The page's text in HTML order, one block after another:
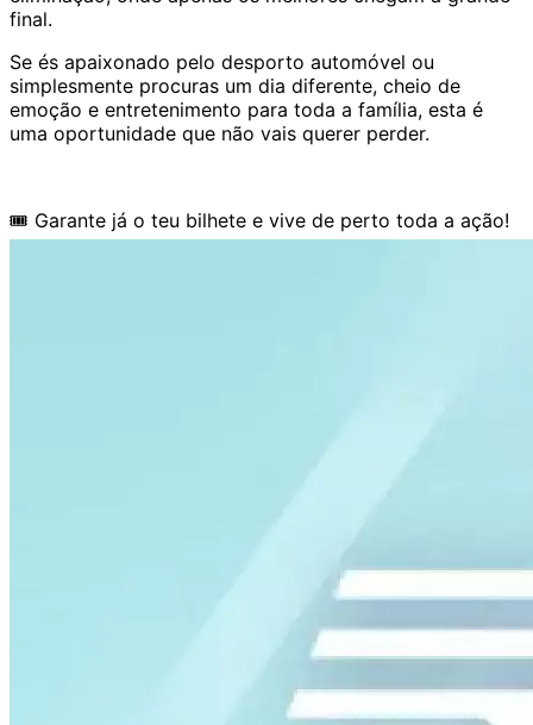
final.
Se és apaixonado pelo desporto automóvel ou
simplesmente procuras um dia diferente, cheio de
emoção e entretenimento para toda a família, esta é
uma oportunidade que não vais querer perder.
🎟️ Garante já o teu bilhete e vive de perto toda a ação!